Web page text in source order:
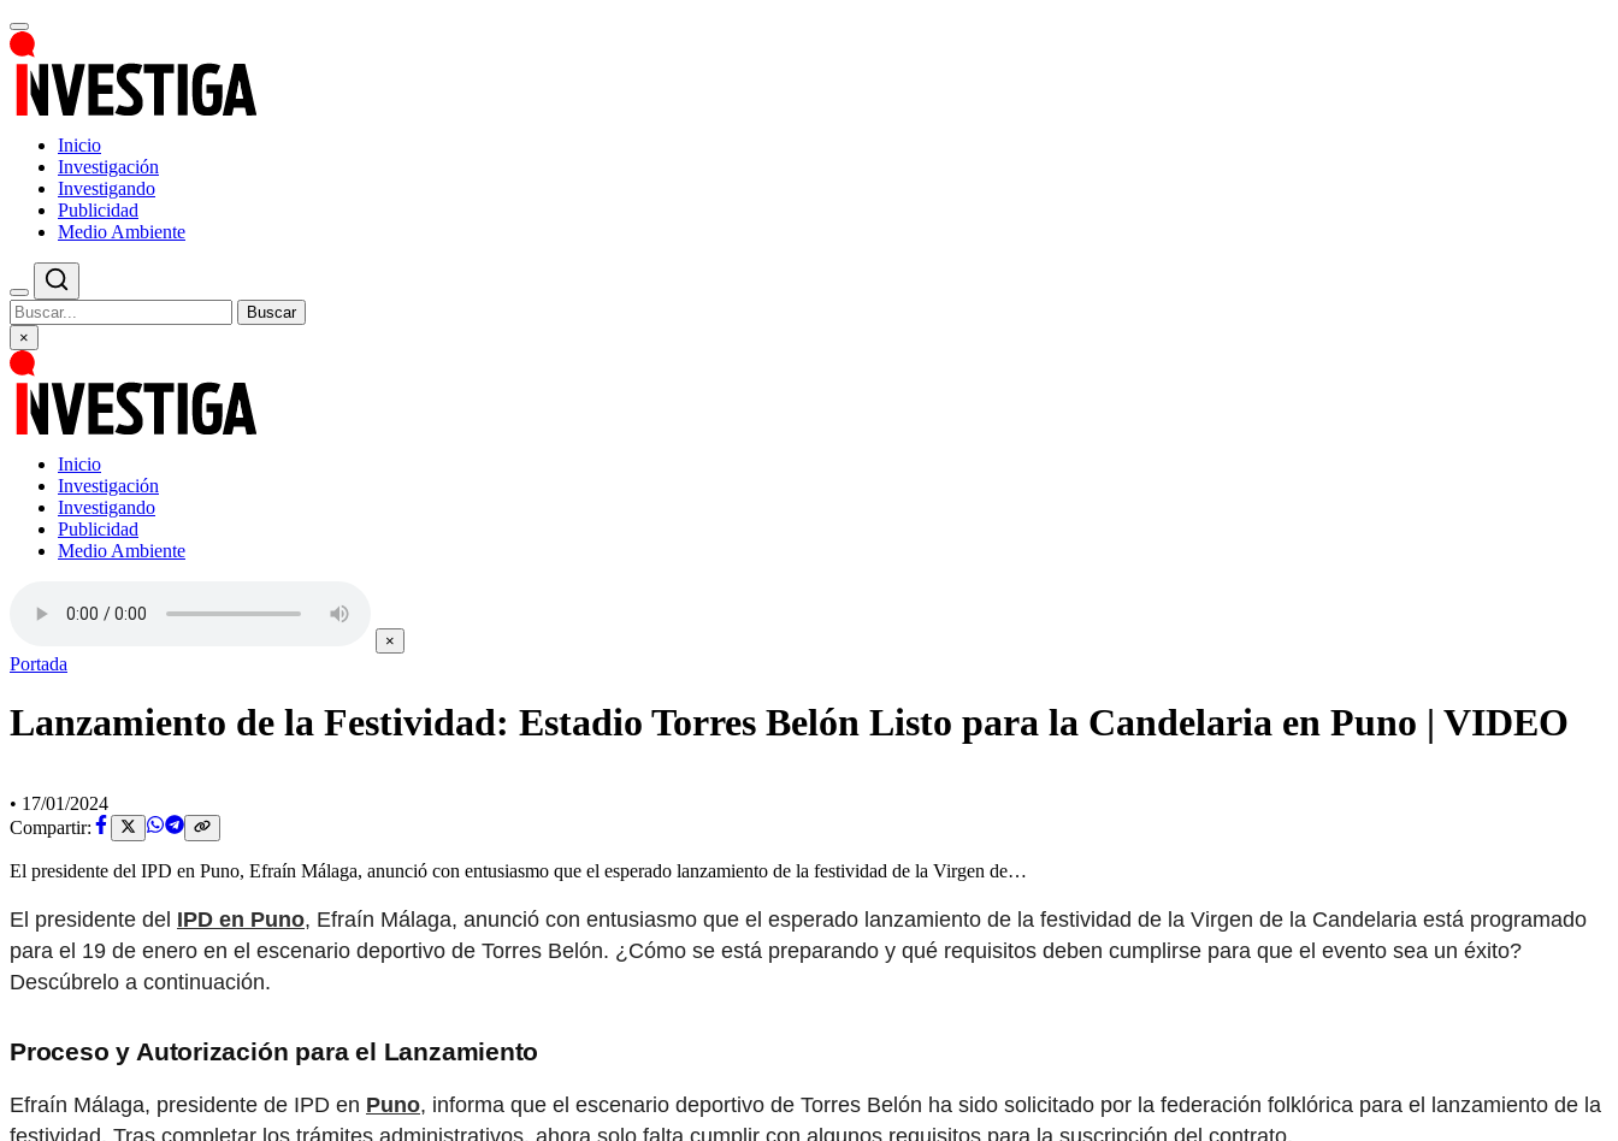
Inicio
Investigación
Investigando
Publicidad
Medio Ambiente
Buscar
×
Inicio
Investigación
Investigando
Publicidad
Medio Ambiente
×
Portada
Lanzamiento de la Festividad: Estadio Torres Belón Listo para la Candelaria en Puno | VIDEO
• 17/01/2024
Compartir:
El presidente del IPD en Puno, Efraín Málaga, anunció con entusiasmo que el esperado lanzamiento de la festividad de la Virgen de…
El presidente del IPD en Puno, Efraín Málaga, anunció con entusiasmo que el esperado lanzamiento de la festividad de la Virgen de la Candelaria está programado
para el 19 de enero en el escenario deportivo de Torres Belón. ¿Cómo se está preparando y qué requisitos deben cumplirse para que el evento sea un éxito?
Descúbrelo a continuación.
Proceso y Autorización para el Lanzamiento
Efraín Málaga, presidente de IPD en Puno, informa que el escenario deportivo de Torres Belón ha sido solicitado por la federación folklórica para el lanzamiento de la
festividad. Tras completar los trámites administrativos, ahora solo falta cumplir con algunos requisitos para la suscripción del contrato.